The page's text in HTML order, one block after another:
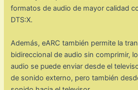
formatos de audio de mayor calidad
DTS:X.
Además, eARC también permite la
bidireccional de audio sin comprimir,
audio se puede enviar desde el
de sonido externo, pero también